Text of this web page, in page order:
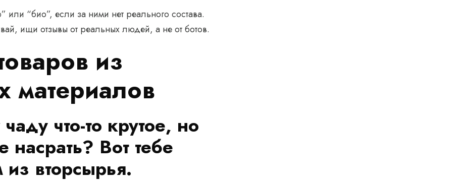
или “био”, если за ними нет реального состава.
ищи отзывы от реальных людей, а не от ботов.
из
материалов
что-то крутое, но
насрать? Вот тебе
вторсырья.